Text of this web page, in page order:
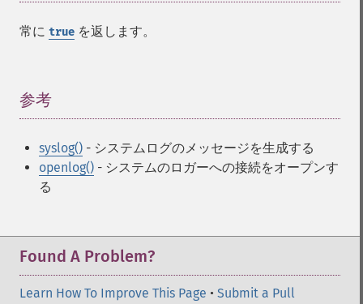
常に true を返します。
参考
syslog() - システムログのメッセージを生成する
openlog() - システムのロガーへの接続をオープンす
る
Found A Problem?
Learn How To Improve This Page • Submit a Pull